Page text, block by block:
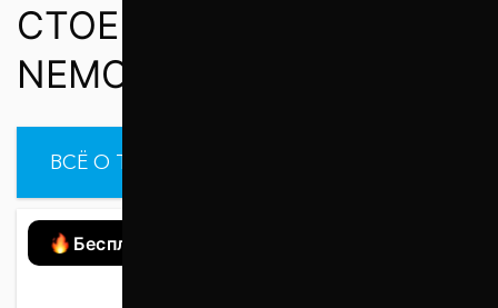
СТОЕК 30 ММ CITROEN
NEMO (1037-15-010/30)
ВСЁ О ТОВАРЕ
Бесплатная доставка